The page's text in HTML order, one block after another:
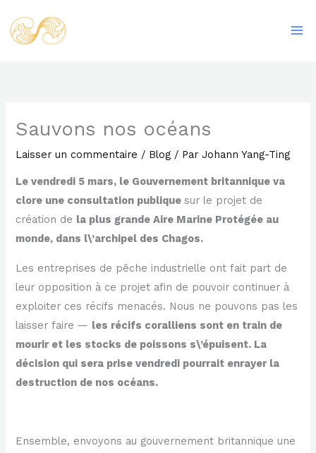
au
contenu
Sauvons nos océans
Laisser un commentaire / Blog / ParJohann Yang-Ting
Le vendredi 5 mars, le Gouvernement britannique va
clore une consultation publiquesur le projet de
création de la plus grande Aire Marine Protégée au
monde, dans l\’archipel des Chagos.
Les entreprises de pêche industrielle ont fait part de
leur opposition à ce projet afin de pouvoir continuer à
exploiter ces récifs menacés. Nous ne pouvons pas les
laisser faire — les récifs coralliens sont en train de
mourir et les stocks de poissons s\’épuisent. La
décision qui sera prise vendredi pourrait enrayer la
destruction de nos océans.
Ensemble, envoyons au gouvernement britannique une